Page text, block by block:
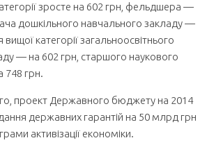
зросте на 602 грн, фельдшера —
дошкільного навчального закладу —
категорії загальноосвітнього
— на 602 грн, старшого наукового
748 грн.
проект Державного бюджету на 2014
державних гарантій на 50 млрд грн
активізації економіки.